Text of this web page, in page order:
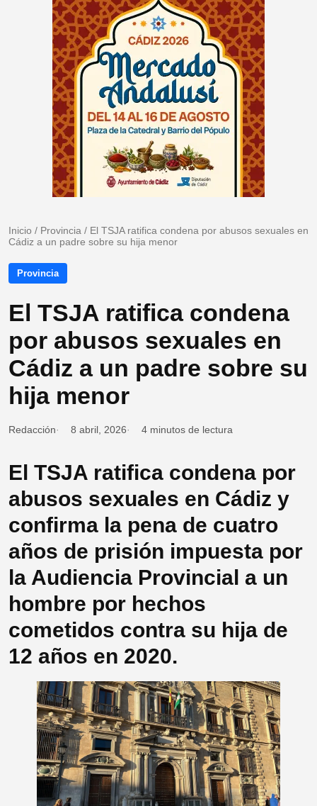
Inicio / Provincia / El TSJA ratifica condena por abusos sexuales en
Cádiz a un padre sobre su hija menor
Provincia
El TSJA ratifica condena
por abusos sexuales en
Cádiz a un padre sobre su
hija menor
Redacción 8 abril, 2026 4 minutos de lectura
El TSJA ratifica condena por
abusos sexuales en Cádiz y
confirma la pena de cuatro
años de prisión impuesta por
la Audiencia Provincial a un
hombre por hechos
cometidos contra su hija de
12 años en 2020.